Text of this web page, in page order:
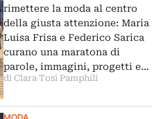
rimettere la moda al centro
della giusta attenzione: Maria
Luisa Frisa e Federico Sarica
curano una maratona di
parole, immagini, progetti e…
di Clara Tosi Pamphili